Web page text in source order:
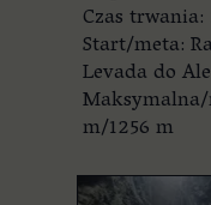
Czas
Start/meta:
Levada do
m/1256 m